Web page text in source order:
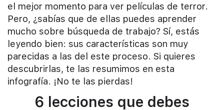
el mejor momento para ver películas de terror.
Pero, ¿sabías que de ellas puedes aprender
mucho sobre búsqueda de trabajo? Sí, estás
leyendo bien: sus características son muy
parecidas a las del este proceso. Si quieres
descubrirlas, te las resumimos en esta
infografía. ¡No te las pierdas!
6 lecciones que debes